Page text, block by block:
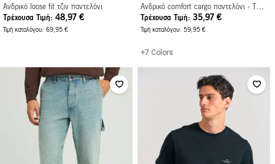
Ανδρικό loose fit τζιν παντελόνι
Τρέχουσα Τιμή
48,97 €
Τιμή καταλόγου 69,95 €
Τρέχουσα Τιμή
35,97 €
Τιμή καταλόγου 59,95 €
+7 Colors